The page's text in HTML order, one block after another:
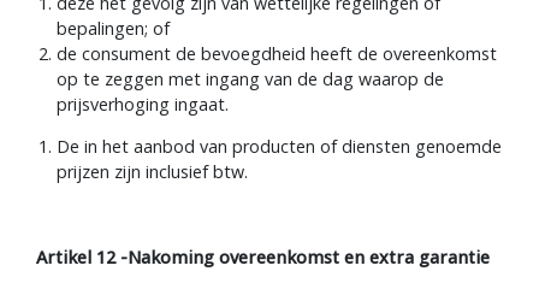
deze het gevolg zijn van wettelijke regelingen of
bepalingen; of
de consument de bevoegdheid heeft de overeenkomst
op te zeggen met ingang van de dag waarop de
prijsverhoging ingaat.
De in het aanbod van producten of diensten genoemde
prijzen zijn inclusief btw.
Artikel 12 -Nakoming overeenkomst en extra garantie